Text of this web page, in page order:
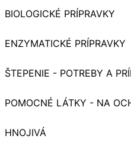
BIOLOGICKÉ PRÍPRAVKY
ENZYMATICKÉ PRÍPRAVKY
ŠTEPENIE - POTREBY A
POMOCNÉ LÁTKY - NA
HNOJIVÁ